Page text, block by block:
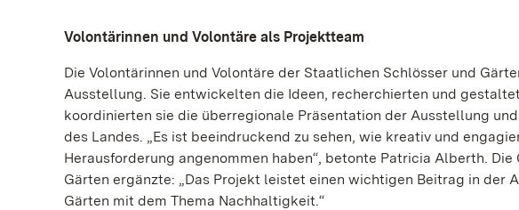
Volontärinnen und Volontäre als Projektteam
Die Volontärinnen und Volontäre der Staatlichen Schlösser und
Ausstellung. Sie entwickelten die Ideen, recherchierten und
koordinierten sie die überregionale Präsentation der Ausstellung
des Landes. „Es ist beeindruckend zu sehen, wie kreativ und
Herausforderung angenommen haben“, betonte Patricia Alberth.
Gärten ergänzte: „Das Projekt leistet einen wichtigen Beitrag in der
Gärten mit dem Thema Nachhaltigkeit.“